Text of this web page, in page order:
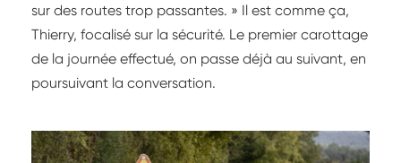
sur des routes trop passantes. » Il est comme ça,
Thierry, focalisé sur la sécurité. Le premier carottage
de la journée effectué, on passe déjà au suivant, en
poursuivant la conversation.